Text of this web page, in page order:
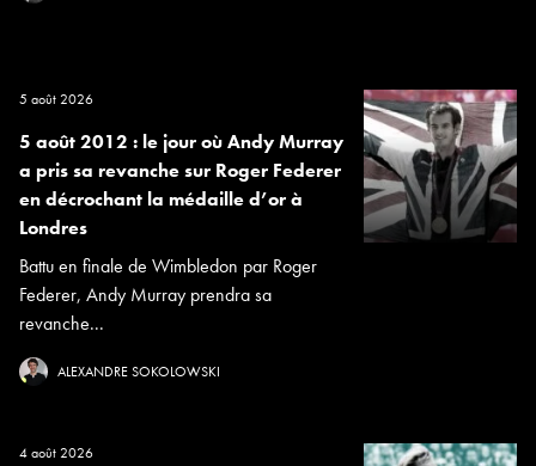
5 août 2026
5 août 2012 : le jour où Andy Murray
a pris sa revanche sur Roger Federer
en décrochant la médaille d’or à
Londres
Battu en finale de Wimbledon par Roger
Federer, Andy Murray prendra sa
revanche...
ALEXANDRE SOKOLOWSKI
4 août 2026